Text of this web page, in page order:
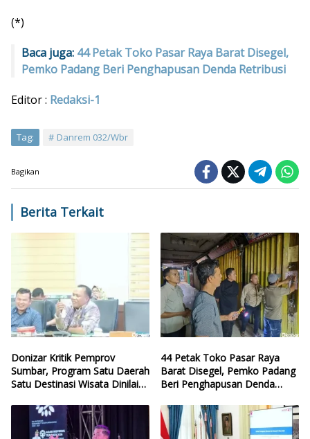
(*)
Baca juga: 44 Petak Toko Pasar Raya Barat Disegel,
Pemko Padang Beri Penghapusan Denda Retribusi
Editor : Redaksi-1
Tag: Danrem 032/Wbr
Bagikan
Berita Terkait
Donizar Kritik Pemprov
Sumbar, Program Satu Daerah
Satu Destinasi Wisata Dinilai
44 Petak Toko Pasar Raya
Barat Disegel, Pemko Padang
Beri Penghapusan Denda